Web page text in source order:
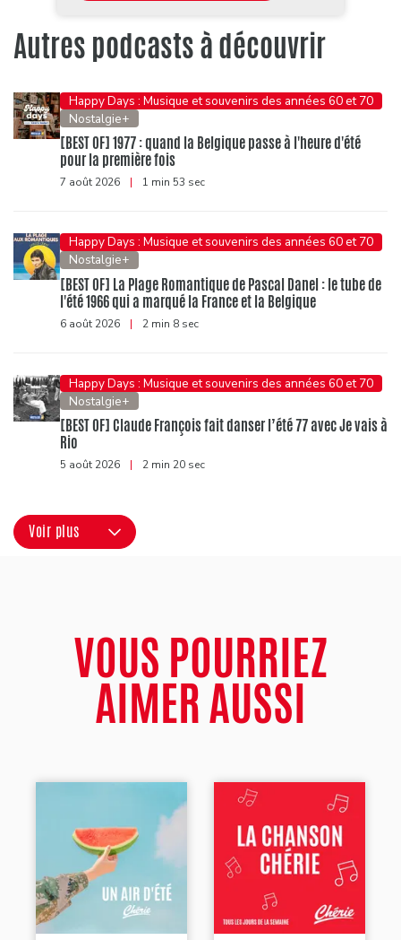
Autres podcasts à découvrir
Happy Days : Musique et souvenirs des années 60 et 70
Nostalgie+
[BEST OF] 1977 : quand la Belgique passe à l'heure d'été
pour la première fois
7 août 2026 | 1 min 53 sec
Happy Days : Musique et souvenirs des années 60 et 70
Nostalgie+
[BEST OF] La Plage Romantique de Pascal Danel : le tube de
l'été 1966 qui a marqué la France et la Belgique
6 août 2026 | 2 min 8 sec
Happy Days : Musique et souvenirs des années 60 et 70
Nostalgie+
[BEST OF] Claude François fait danser l’été 77 avec Je vais à
Rio
5 août 2026 | 2 min 20 sec
Voir plus
VOUS POURRIEZ
AIMER AUSSI